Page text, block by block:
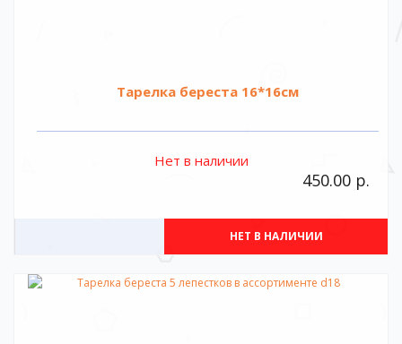
Тарелка береста 16*16см
Нет в наличии
450.00 р.
НЕТ В НАЛИЧИИ